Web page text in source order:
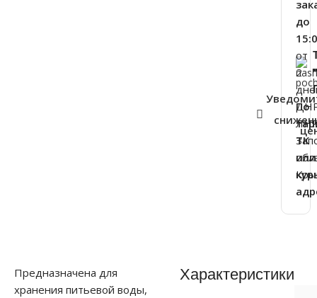
до
от
2
По
ТК
или
Предназначена для
хранения питьевой воды,
Характеристики